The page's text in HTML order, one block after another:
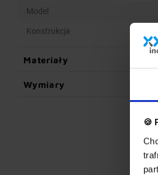
🍪
Model
Konstrukcja
Materiały
Wymiary